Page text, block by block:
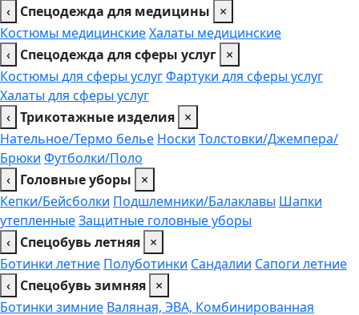
‹ Спецодежда для медицины
×
Костюмы медицинскиеХалаты медицинские
‹ Спецодежда для сферы услуг ×
Костюмы для сферы услугФартуки для сферы услуг
Халаты для сферы услуг
‹ Трикотажные изделия ×
Нательное/Термо белье Носки Толстовки/Джемпера/
Брюки Футболки/Поло
‹ Головные уборы
×
Кепки/Бейсболки Подшлемники/Балаклавы Шапки
утепленныеЗащитные головные уборы
‹ Спецобувь летняя ×
Ботинки летние Полуботинки Сандалии Сапоги летние
‹ Спецобувь зимняя ×
Ботинки зимние Валяная, ЭВА, Комбинированная